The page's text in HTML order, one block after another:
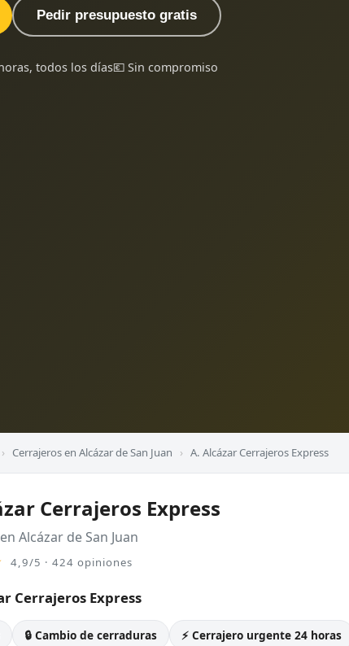
Pedir presupuesto gratis
todos los días💶 Sin compromiso
› Cerrajeros en Alcázar de San Juan › A. Alcázar Cerrajeros Express
Cerrajeros Express
Alcázar de San Juan
4,9/5 · 424 opiniones
Cerrajeros Express
🔒 Cambio de cerraduras
⚡ Cerrajero urgente 24 horas